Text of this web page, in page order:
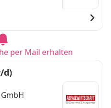
per Mail erhalten
d)